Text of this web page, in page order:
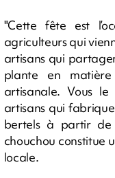
"Cette fête est
agriculteurs qui
artisans qui
plante en
artisanale. Vous
artisans qui
bertels à partir de
chouchou constitue
locale.